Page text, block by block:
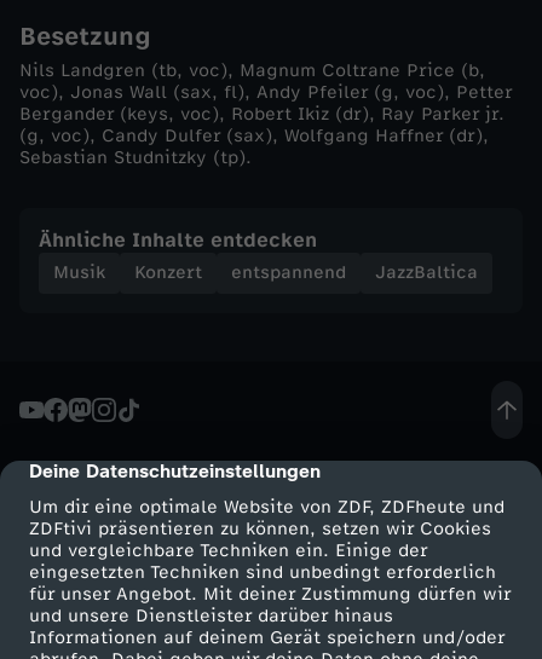
cmp-dialog-description
Deine Datenschutzeinstellungen
Um dir eine optimale Website von ZDF, ZDFheute und
ZDFtivi präsentieren zu können, setzen wir Cookies
und vergleichbare Techniken ein. Einige der
eingesetzten Techniken sind unbedingt erforderlich
für unser Angebot. Mit deiner Zustimmung dürfen wir
und unsere Dienstleister darüber hinaus
Informationen auf deinem Gerät speichern und/oder
i
l
s
a
r
e
n
Besetzung
Nils Landgren (tb, voc), Magnum Coltrane Price (b,
voc), Jonas Wall (sax, fl), Andy Pfeiler (g, voc), Petter
Bergander (keys, voc), Robert Ikiz (dr), Ray Parker jr.
(g, voc), Candy Dulfer (sax), Wolfgang Haffner (dr),
Sebastian Studnitzky (tp).
Ähnliche Inhalte entdecken
Musik Konzert entspannend JazzBaltica
Mehr ZDF
ZDF-Apps
Service
ZDFmitreden